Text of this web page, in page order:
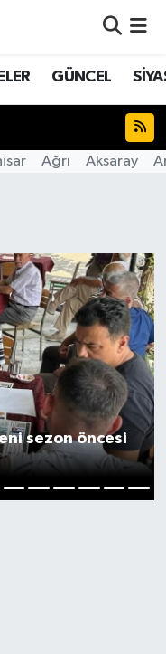
GÜNCEL
Ağrı Aksaray
sezon öncesi
Fikstür